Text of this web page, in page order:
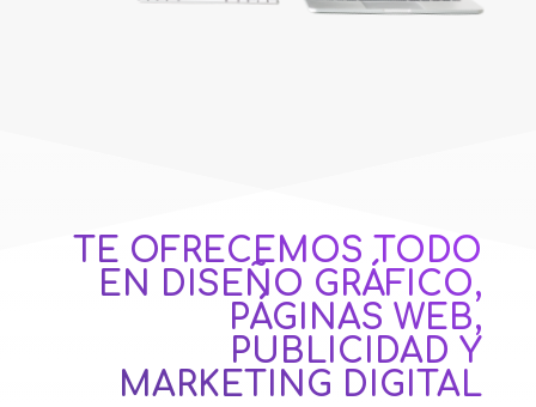
TE OFRECEMOS TODO
EN DISEÑO GRÁFICO,
PÁGINAS WEB,
PUBLICIDAD Y
MARKETING DIGITAL